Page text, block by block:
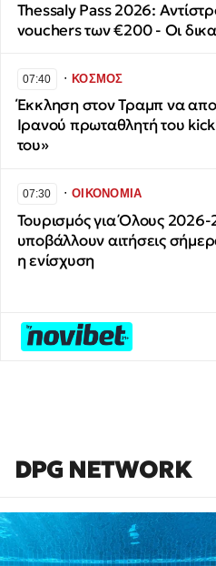
Thessaly Pass 2026:
vouchers των €200 - Οι
07:40 ∙ΚΟΣΜΟΣ
Έκκληση στον Τραμπ να
Ιρανού πρωταθλητή του
του»
07:30 ∙ΟΙΚΟΝΟΜΙΑ
Τουρισμός για Όλους
υποβάλλουν αιτήσεις
η ενίσχυση
DPG NETWORK